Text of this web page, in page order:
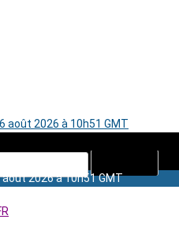
août 2026 à 10h51 GMT
2026 à 10h51 GMT